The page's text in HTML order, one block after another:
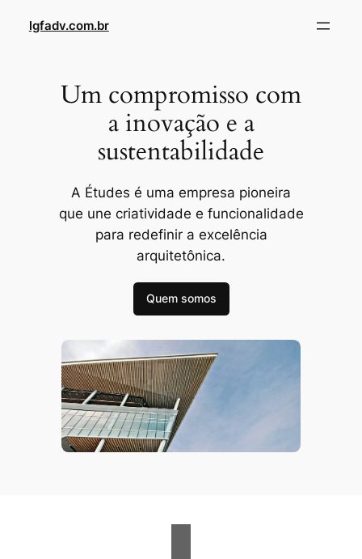
lgfadv.com.br
Um compromisso com
a inovação e a
sustentabilidade
A Études é uma empresa pioneira
que une criatividade e funcionalidade
para redefinir a excelência
arquitetônica.
Quem somos